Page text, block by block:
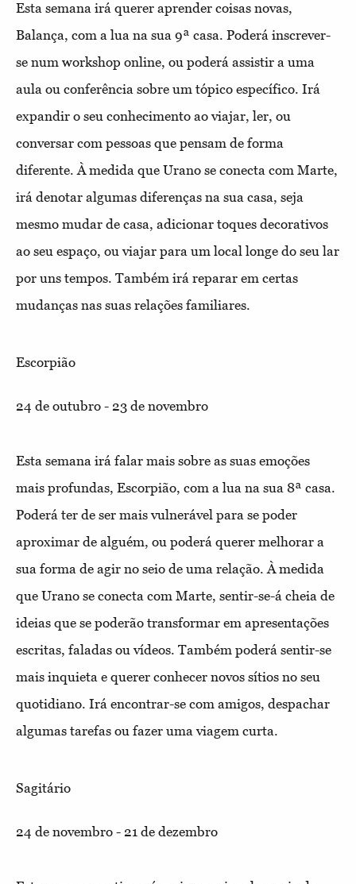
Esta semana irá querer aprender coisas novas,
Balança, com a lua na sua 9ª casa. Poderá inscrever-
se num workshop online, ou poderá assistir a uma
aula ou conferência sobre um tópico específico. Irá
expandir o seu conhecimento ao viajar, ler, ou
conversar com pessoas que pensam de forma
diferente. À medida que Urano se conecta com Marte,
irá denotar algumas diferenças na sua casa, seja
mesmo mudar de casa, adicionar toques decorativos
ao seu espaço, ou viajar para um local longe do seu lar
por uns tempos. Também irá reparar em certas
mudanças nas suas relações familiares.
Escorpião
24 de outubro - 23 de novembro
Esta semana irá falar mais sobre as suas emoções
mais profundas, Escorpião, com a lua na sua 8ª casa.
Poderá ter de ser mais vulnerável para se poder
aproximar de alguém, ou poderá querer melhorar a
sua forma de agir no seio de uma relação. À medida
que Urano se conecta com Marte, sentir-se-á cheia de
ideias que se poderão transformar em apresentações
escritas, faladas ou vídeos. Também poderá sentir-se
mais inquieta e querer conhecer novos sítios no seu
quotidiano. Irá encontrar-se com amigos, despachar
algumas tarefas ou fazer uma viagem curta.
Sagitário
24 de novembro - 21 de dezembro